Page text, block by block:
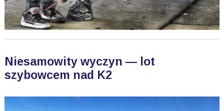
Niesamowity wyczyn — lot
szybowcem nad K2